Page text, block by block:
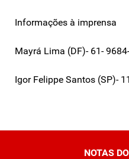
Informações à imprensa
Mayrá Lima (DF)- 61-
Igor Felippe Santos (SP)-
NOTAS